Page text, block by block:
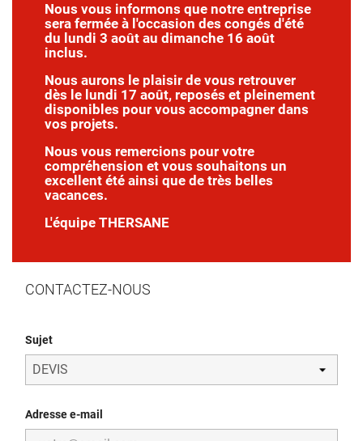
Nous vous informons que notre entreprise
sera fermée à l'occasion des congés d'été
du lundi 3 août au dimanche 16 août
inclus.
Nous aurons le plaisir de vous retrouver
dès le lundi 17 août, reposés et pleinement
disponibles pour vous accompagner dans
vos projets.
Nous vous remercions pour votre
compréhension et vous souhaitons un
excellent été ainsi que de très belles
vacances.
L'équipe THERSANE
CONTACTEZ-NOUS
Sujet
Adresse e-mail